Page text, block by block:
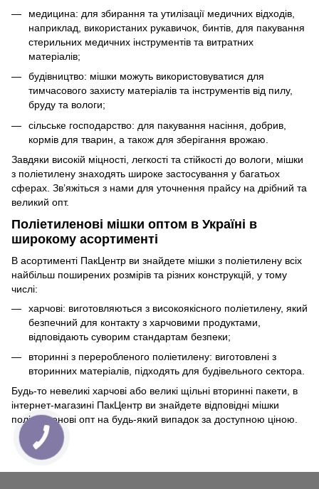
медицина: для збирання та утилізації медичних відходів,
наприклад, використаних рукавичок, бинтів, для пакування
стерильних медичних інструментів та витратних
матеріалів;
будівництво: мішки можуть використовуватися для
тимчасового захисту матеріалів та інструментів від пилу,
бруду та вологи;
сільське господарство: для пакування насіння, добрив,
кормів для тварин, а також для зберігання врожаю.
Завдяки високій міцності, легкості та стійкості до вологи, мішки
з поліетилену знаходять широке застосування у багатьох
сферах. Зв’яжіться з нами для уточнення прайсу на дрібний та
великий опт.
Поліетиленові мішки оптом в Україні в
широкому асортименті
В асортименті ПакЦентр ви знайдете мішки з поліетилену всіх
найбільш поширених розмірів та різних конструкцій, у тому
числі:
харчові: виготовляються з високоякісного поліетилену, який
безпечний для контакту з харчовими продуктами,
відповідають суворим стандартам безпеки;
вторинні з переробленого поліетилену: виготовлені з
вторинних матеріалів, підходять для будівельного сектора.
Будь-то невеликі харчові або великі щільні вторинні пакети, в
інтернет-магазині ПакЦентр ви знайдете відповідні мішки
поліетиленові опт на будь-який випадок за доступною ціною.